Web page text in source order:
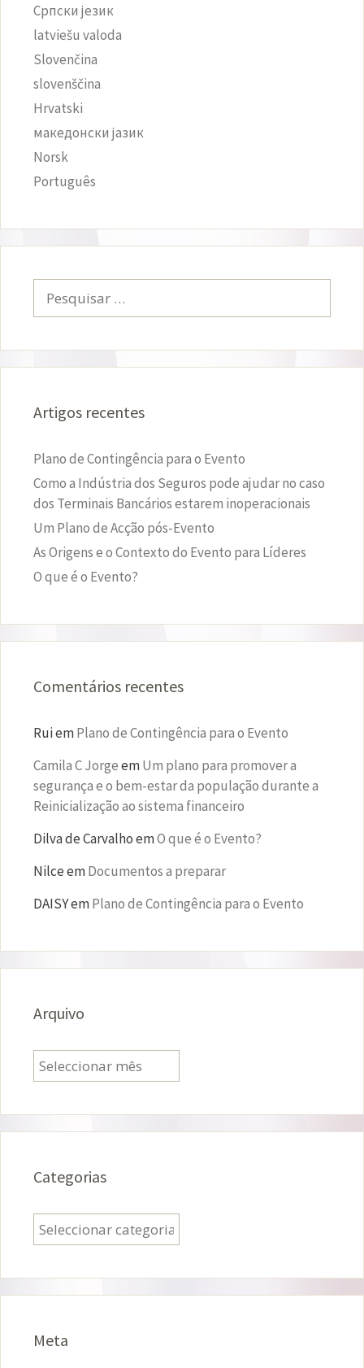
Српски језик
latviešu valoda
Slovenčina
slovenščina
Hrvatski
македонски јазик
Norsk
Português
por:
Artigos recentes
Plano de Contingência para o Evento
Como a Indústria dos Seguros pode ajudar no caso
dos Terminais Bancários estarem inoperacionais
Um Plano de Acção pós-Evento
As Origens e o Contexto do Evento para Líderes
O que é o Evento?
Comentários recentes
RuiemPlano de Contingência para o Evento
Camila C JorgeemUm plano para promover a
segurança e o bem-estar da população durante a
Reinicialização ao sistema financeiro
Dilva de CarvalhoemO que é o Evento?
NilceemDocumentos a preparar
DAISYemPlano de Contingência para o Evento
Arquivo
Arquivo
Categorias
Categorias
Meta